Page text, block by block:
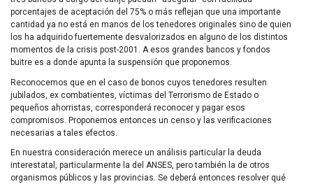
porcentajes de aceptación del 75% o más reflejan que una importante
cantidad ya no está en manos de los tenedores originales sino de quien
los ha adquirido fuertemente desvalorizados en alguno de los distintos
momentos de la crisis post-2001. A esos grandes bancos y fondos
buitre es a donde apunta la suspensión que proponemos.
Reconocemos que en el caso de bonos cuyos tenedores resulten
jubilados, ex combatientes, víctimas del Terrorismo de Estado o
pequeños ahorristas, corresponderá reconocer y pagar esos
compromisos. Proponemos entonces un censo y las verificaciones
necesarias a tales efectos.
En nuestra consideración merece un análisis particular la deuda
interestatal, particularmente la del ANSES, pero también la de otros
organismos públicos y las provincias. Se deberá entonces resolver qué